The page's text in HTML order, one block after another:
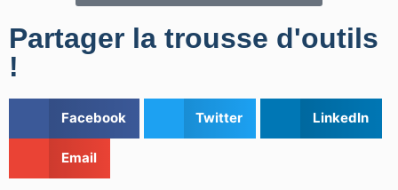
Partager la trousse d'outils
!
Facebook Twitter LinkedIn
Email